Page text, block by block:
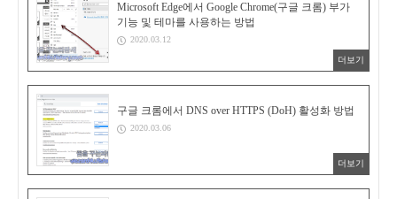
Microsoft Edge에서 Google Chrome(구글 크롬) 부가
기능 및 테마를 사용하는 방법
2020.03.12
더보기
구글 크롬에서 DNS over HTTPS (DoH) 활성화 방법
2020.03.06
더보기